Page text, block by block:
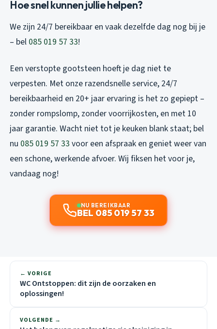
Hoe snel kunnen jullie helpen?
We zijn 24/7 bereikbaar en vaak dezelfde dag nog bij je
– bel 085 019 57 33!
Een verstopte gootsteen hoeft je dag niet te
verpesten. Met onze razendsnelle service, 24/7
bereikbaarheid en 20+ jaar ervaring is het zo gepiept –
zonder rompslomp, zonder voorrijkosten, en met 10
jaar garantie. Wacht niet tot je keuken blank staat; bel
nu 085 019 57 33 voor een afspraak en geniet weer van
een schone, werkende afvoer. Wij fiksen het voor je,
vandaag nog!
NU BEREIKBAAR
BEL 085 019 57 33
← VORIGE
WC Ontstoppen: dit zijn de oorzaken en
oplossingen!
VOLGENDE →